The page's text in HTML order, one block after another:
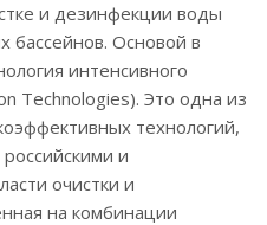
и дезинфекции воды
бассейнов. Основой в
интенсивного
Technologies). Это одна из
технологий,
и
очистки и
на комбинации